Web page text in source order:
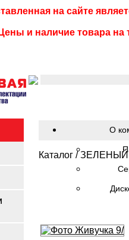
на сайте
Цены и наличие товара на
О
Каталог /